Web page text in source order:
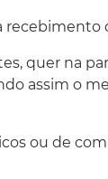
recebimento
quer na
assim o
ou de